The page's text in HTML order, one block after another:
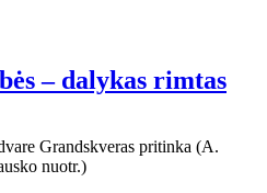
– dalykas rimtas